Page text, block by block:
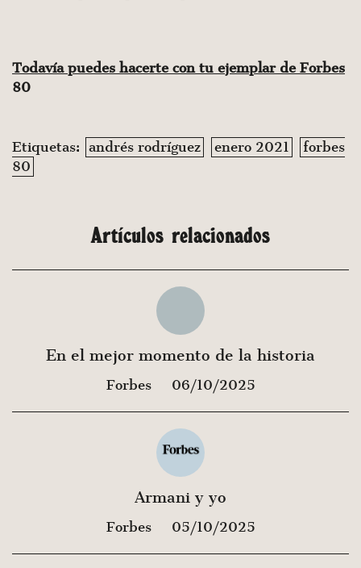
Todavía puedes hacerte con tu ejemplar de Forbes
80
Etiquetas: andrés rodríguez enero 2021
forbes
80
Artículos relacionados
En el mejor momento de la historia
Forbes 06/10/2025
Armani y yo
Forbes 05/10/2025